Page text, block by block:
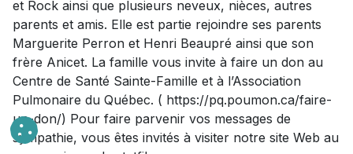
et Rock ainsi que plusieurs neveux, nièces, autres
parents et amis. Elle est partie rejoindre ses parents
Marguerite Perron et Henri Beaupré ainsi que son
frère Anicet. La famille vous invite à faire un don au
Centre de Santé Sainte-Famille et à l’Association
Pulmonaire du Québec. ( https://pq.poumon.ca/faire-
un-don/) Pour faire parvenir vos messages de
sympathie, vous êtes invités à visiter notre site Web au